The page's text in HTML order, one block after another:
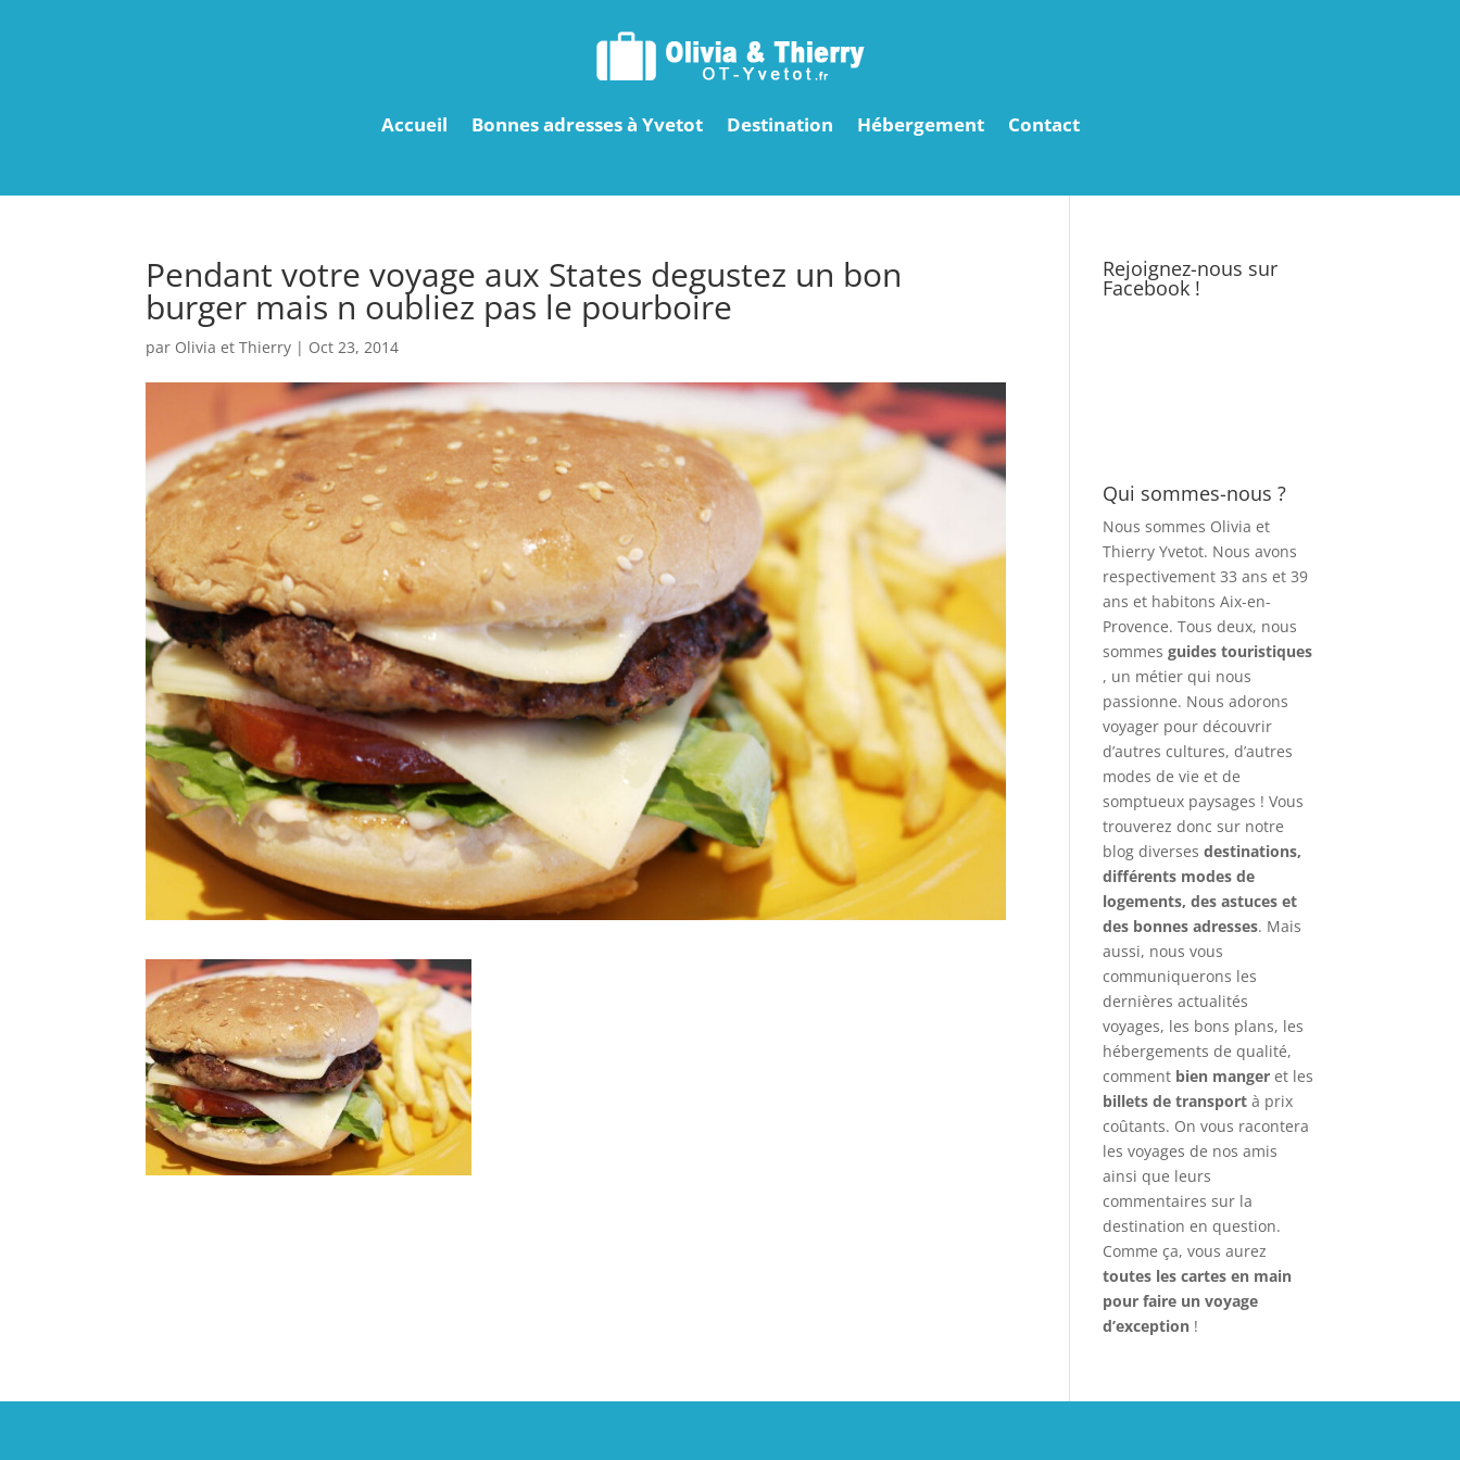
Accueil Bonnes adresses à Yvetot Destination Hébergement Contact
Pendant votre voyage aux States degustez un bon
burger mais n oubliez pas le pourboire
par Olivia et Thierry | Oct 23, 2014
Rejoignez-nous sur
Facebook !
Qui sommes-nous ?
Nous sommes Olivia et
Thierry Yvetot. Nous avons
respectivement 33 ans et 39
ans et habitons Aix-en-
Provence. Tous deux, nous
sommesguides touristiques
, un métier qui nous
passionne. Nous adorons
voyager pour découvrir
d’autres cultures, d’autres
modes de vie et de
somptueux paysages ! Vous
trouverez donc sur notre
blog diversesdestinations,
différents modes de
logements, des astuces et
des bonnes adresses. Mais
aussi, nous vous
communiquerons les
dernières actualités
voyages, les bons plans, les
hébergements de qualité,
comment bien manger et les
billets de transport à prix
coûtants. On vous racontera
les voyages de nos amis
ainsi que leurs
commentaires sur la
destination en question.
Comme ça, vous aurez
toutes les cartes en main
pour faire un voyage
d’exception !